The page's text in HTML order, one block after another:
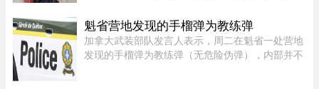
Joshua，后来认同为女性，并开始代表加州高中参
加女子体育赛事。自2025 ...
魁省营地发现的手榴弹为教练弹
加拿大武装部队发言人表示，周二在魁省一处营地
发现的手榴弹为教练弹（无危险伪弹），内部并不